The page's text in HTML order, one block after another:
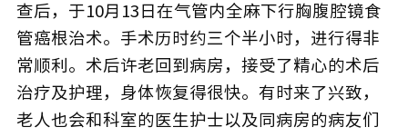
查后，于10月13日在气管内全麻下行胸腹腔镜食
管癌根治术。手术历时约三个半小时，进行得非
常顺利。术后许老回到病房，接受了精心的术后
治疗及护理，身体恢复得很快。有时来了兴致，
老人也会和科室的医生护士以及同病房的病友们